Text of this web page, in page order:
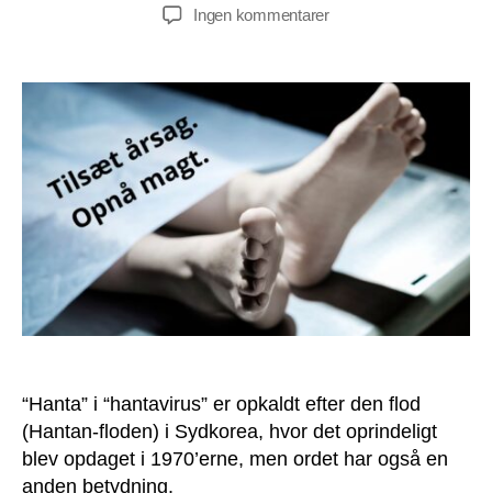
Ingen kommentarertil
“fuld
lort”
på
gadesprog
“Hanta” i “hantavirus” er opkaldt efter den flod
(Hantan-floden) i Sydkorea, hvor det oprindeligt
blev opdaget i 1970’erne, men ordet har også en
anden betydning.